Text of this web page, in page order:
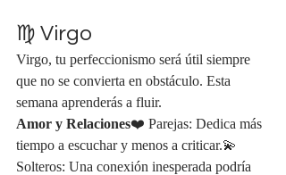
♍ Virgo
Virgo, tu perfeccionismo será útil siempre
que no se convierta en obstáculo. Esta
semana aprenderás a fluir.
Amor y Relaciones❤️ Parejas: Dedica más
tiempo a escuchar y menos a criticar.💫
Solteros: Una conexión inesperada podría